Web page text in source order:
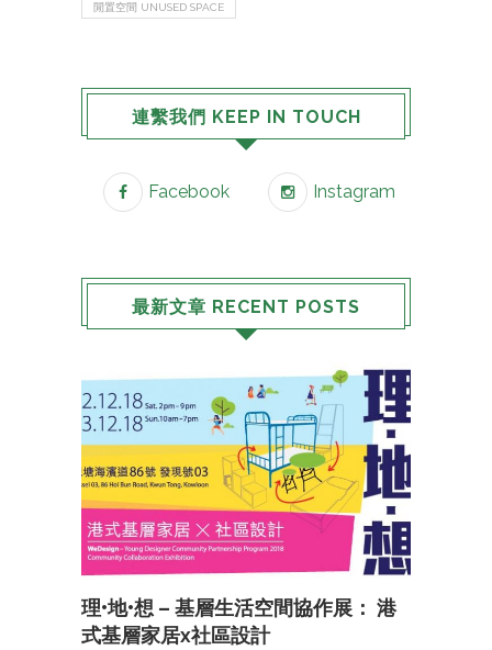
閒置空間 UNUSED SPACE
連繫我們 KEEP IN TOUCH
Facebook Instagram
最新文章 RECENT POSTS
理•地•想 – 基層生活空間協作展： 港
式基層家居x社區設計